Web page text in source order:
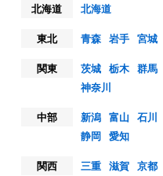
北海道
北海道
東北
青森 岩手 宮城
関東
茨城 栃木 群馬
神奈川
中部
新潟 富山 石川
静岡 愛知
関西
三重 滋賀 京都